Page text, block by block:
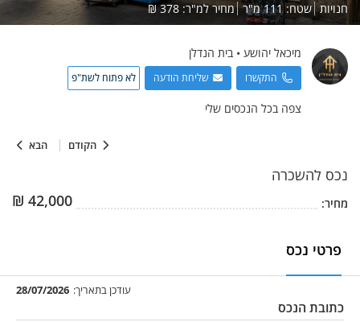
הקודם הבא
חנויות שטח:111מ"ר מחיר למ"ר: 378
₪
מיכאל יהושע • בית הנדלן
התקשרו שליחת הודעה לא פתוח לשת"פ
צפה בכל הנכסים שלי
נכס להשכרה
מחיר: 42,000
₪
פרטי נכס
עודכן בתאריך: 28/07/2026
כתובת הנכס